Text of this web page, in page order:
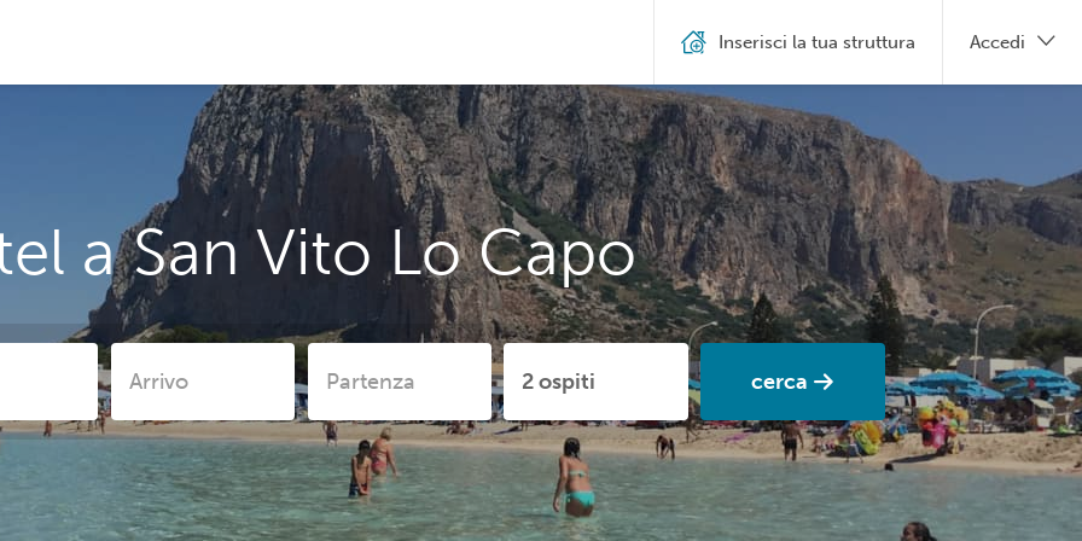
a San Vito Lo Capo
cerca
Inserisci la tua struttura Accedi